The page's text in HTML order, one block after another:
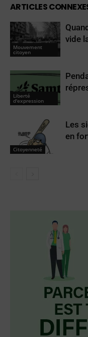
ARTICLES
Mouvement
citoyen
vide
Liberté
d'expression
Citoyenneté
Les
en